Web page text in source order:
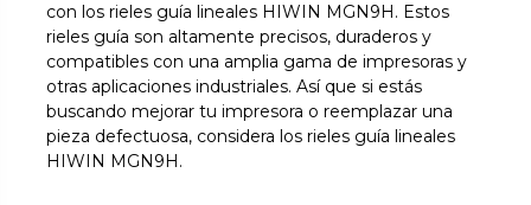
con los rieles guía lineales HIWIN MGN9H. Estos
rieles guía son altamente precisos, duraderos y
compatibles con una amplia gama de impresoras y
otras aplicaciones industriales. Así que si estás
buscando mejorar tu impresora o reemplazar una
pieza defectuosa, considera los rieles guía lineales
HIWIN MGN9H.